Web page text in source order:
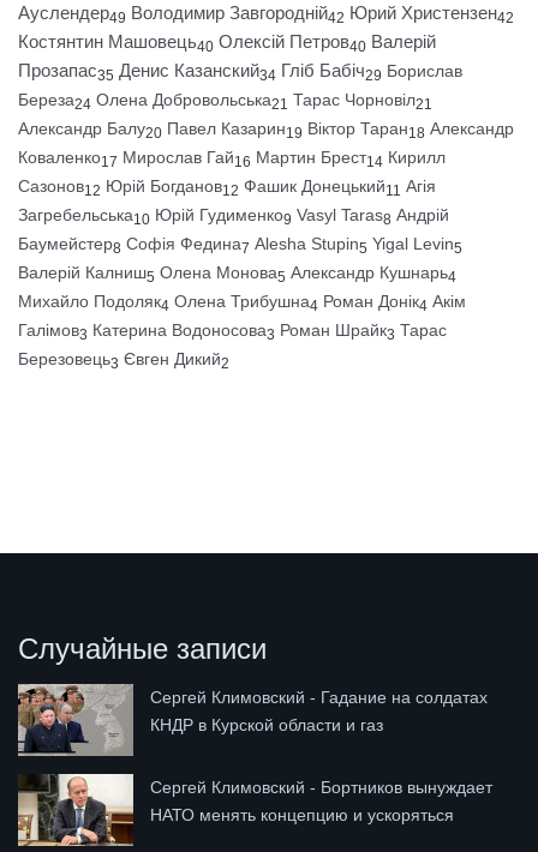
Ауслендер49 Володимир Завгородній42 Юрий Христензен42
Костянтин Машовець40 Олексій Петров40 Валерій
Прозапас35 Денис Казанский34 Гліб Бабіч29 Борислав
Береза24 Олена Добровольська21 Тарас Чорновіл21
Александр Балу20 Павел Казарин19 Віктор Таран18 Александр
Коваленко17 Мирослав Гай16 Мартин Брест14 Кирилл
Сазонов12 Юрій Богданов12 Фашик Донецький11 Агія
Загребельська10 Юрій Гудименко9 Vasyl Taras8 Андрій
Баумейстер8 Софія Федина7 Alesha Stupin5 Yigal Levin5
Валерій Калниш5 Олена Монова5 Александр Кушнарь4
Михайло Подоляк4 Олена Трибушна4 Роман Донік4 Акім
Галімов3 Катерина Водоносова3 Роман Шрайк3 Тарас
Березовець3 Євген Дикий2
Случайные записи
Сергей Климовский - Гадание на солдатах
КНДР в Курской области и газ
Сергей Климовский - Бортников вынуждает
НАТО менять концепцию и ускоряться